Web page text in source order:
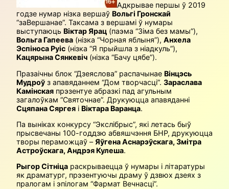
Адкрывае першы ў 2019
годзе нумар нізка вершаў Вольгі Гронскай
“заВершанае”. Таксама з вершамі ў нумары
выступаюць Віктар Ярац (паэма “Зіма без мамы”),
Вольга Гапеева (нізка “Чорная яблыня”), Анхела
Эспіноса Руіс (нізка “Я прыйшла з ніадкуль”),
Кацярына Сянкевіч (нізка “Бачу цябе”).
Празаічны блок “Дзеяслова” распачынае Вінцэсь
Мудроў з апавяданнем “Дом творчасці”. Зараслава
Камінская прэзентуе абразкі пад агульным
загалоўкам “Святочнае”. Друкуюцца апавяданні
Сцяпана Сяргея і Віктара Варанца.
Па выніках конкурсу “Экслібрыс”, які летась быў
прысвечаны 100-годдзю абвяшчэння БНР, друкуюцца
творы пераможцаў – Яўгена Аснарэўскага, Змітра
Астроўскага, Андрэя Кулеша.
Рыгор Сітніца раскрываецца ў нумары і літаратуры
як драматург, прэзентуючы драму ў дзвюх дзеях з
пралогам і эпілогам “Фармат Вечнасці”.